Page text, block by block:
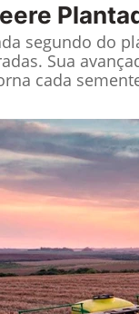
segundo do
Sua
cada